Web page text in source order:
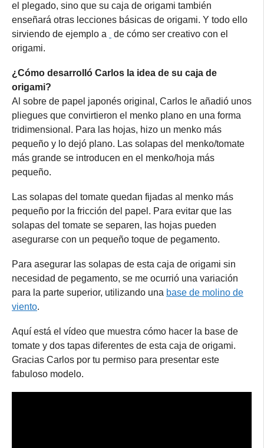
el plegado, sino que su caja de origami también
enseñará otras lecciones básicas de origami. Y todo ello
sirviendo de ejemplo a
de cómo ser creativo con el
origami.
¿Cómo desarrolló Carlos la idea de su caja de
origami?
Al sobre de papel japonés original, Carlos le añadió unos
pliegues que convirtieron el menko plano en una forma
tridimensional. Para las hojas, hizo un menko más
pequeño y lo dejó plano. Las solapas del menko/tomate
más grande se introducen en el menko/hoja más
pequeño.
Las solapas del tomate quedan fijadas al menko más
pequeño por la fricción del papel. Para evitar que las
solapas del tomate se separen, las hojas pueden
asegurarse con un pequeño toque de pegamento.
Para asegurar las solapas de esta caja de origami sin
necesidad de pegamento, se me ocurrió una variación
para la parte superior, utilizando una base de molino de
viento.
Aquí está el vídeo que muestra cómo hacer la base de
tomate y dos tapas diferentes de esta caja de origami.
Gracias Carlos por tu permiso para presentar este
fabuloso modelo.